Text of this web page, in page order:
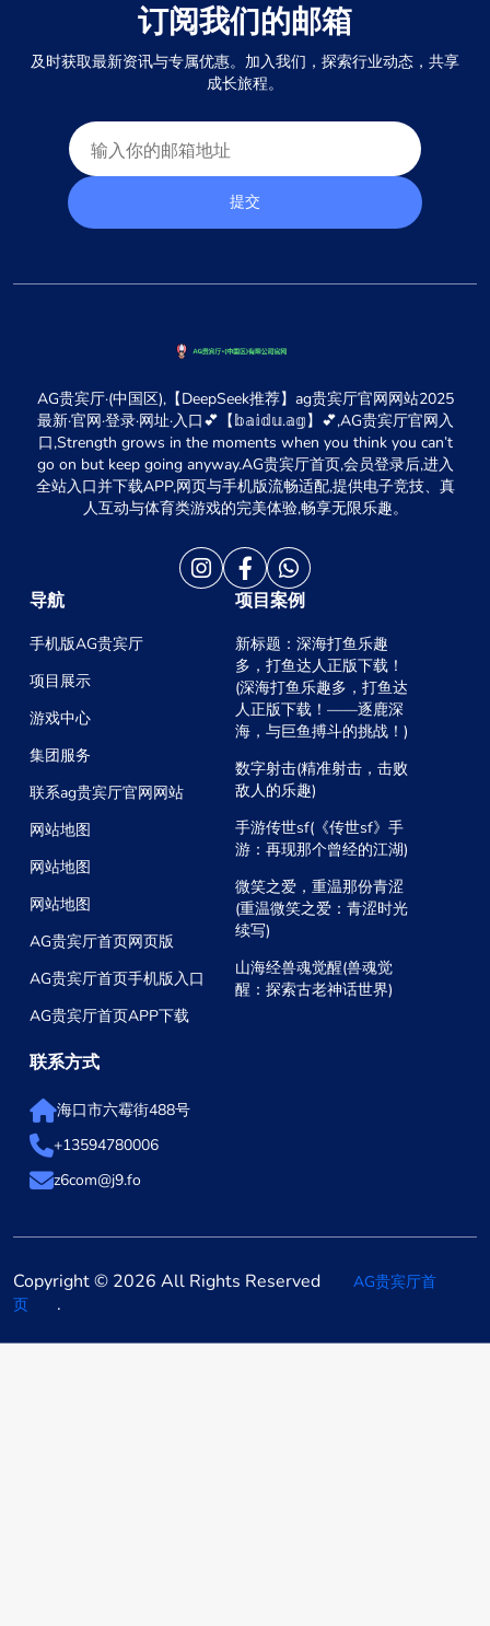
订阅我们的邮箱
及时获取最新资讯与专属优惠。加入我们，探索行业动态，共享
成长旅程。
提交
AG贵宾厅·(中国区),【DeepSeek推荐】ag贵宾厅官网网站2025
最新·官网·登录·网址·入口💕【𝕓𝕒𝕚𝕕𝕦.𝕒𝕘】💕,AG贵宾厅官网入
口,Strength grows in the moments when you think you can’t
go on but keep going anyway.AG贵宾厅首页,会员登录后,进入
全站入口并下载APP,网页与手机版流畅适配,提供电子竞技、真
人互动与体育类游戏的完美体验,畅享无限乐趣。
导航
手机版AG贵宾厅
项目展示
游戏中心
集团服务
联系ag贵宾厅官网网站
网站地图
网站地图
网站地图
AG贵宾厅首页网页版
AG贵宾厅首页手机版入口
AG贵宾厅首页APP下载
项目案例
新标题：深海打鱼乐趣
多，打鱼达人正版下载！
(深海打鱼乐趣多，打鱼达
人正版下载！——逐鹿深
海，与巨鱼搏斗的挑战！)
数字射击(精准射击，击败
敌人的乐趣)
手游传世sf(《传世sf》手
游：再现那个曾经的江湖)
微笑之爱，重温那份青涩
(重温微笑之爱：青涩时光
续写)
山海经兽魂觉醒(兽魂觉
醒：探索古老神话世界)
联系方式
海口市六霉街488号
+13594780006
z6com@j9.fo
Copyright © 2026 All Rights Reserved
AG贵宾厅首
页
.